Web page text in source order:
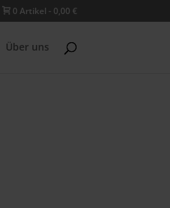
0 Artikel 0,00 €
Über uns